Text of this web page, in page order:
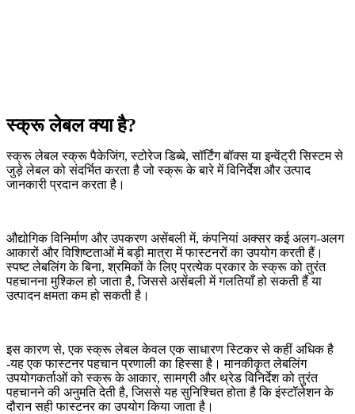
स्क्रू लेबल क्या है?
स्क्रू लेबल स्क्रू पैकेजिंग, स्टोरेज डिब्बे, सॉर्टिंग बॉक्स या इन्वेंट्री सिस्टम से
जुड़े लेबल को संदर्भित करता है जो स्क्रू के बारे में विनिर्देश और उत्पाद
जानकारी प्रदान करता है।
औद्योगिक विनिर्माण और उपकरण असेंबली में, कंपनियां अक्सर कई अलग-अलग
आकारों और विशिष्टताओं में बड़ी मात्रा में फास्टनरों का उपयोग करती हैं।
स्पष्ट लेबलिंग के बिना, श्रमिकों के लिए प्रत्येक प्रकार के स्क्रू को तुरंत
पहचानना मुश्किल हो जाता है, जिससे असेंबली में गलतियाँ हो सकती हैं या
उत्पादन क्षमता कम हो सकती है।
इस कारण से, एक स्क्रू लेबल केवल एक साधारण स्टिकर से कहीं अधिक है
-यह एक फास्टनर पहचान प्रणाली का हिस्सा है। मानकीकृत लेबलिंग
उपयोगकर्ताओं को स्क्रू के आकार, सामग्री और थ्रेड विनिर्देश को तुरंत
पहचानने की अनुमति देती है, जिससे यह सुनिश्चित होता है कि इंस्टॉलेशन के
दौरान सही फास्टनर का उपयोग किया जाता है।